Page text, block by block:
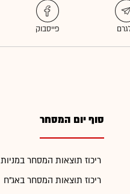
סוף יום המסחר
ריכוז תוצאות המסחר במניות
ריכוז תוצאות המסחר באג"ח